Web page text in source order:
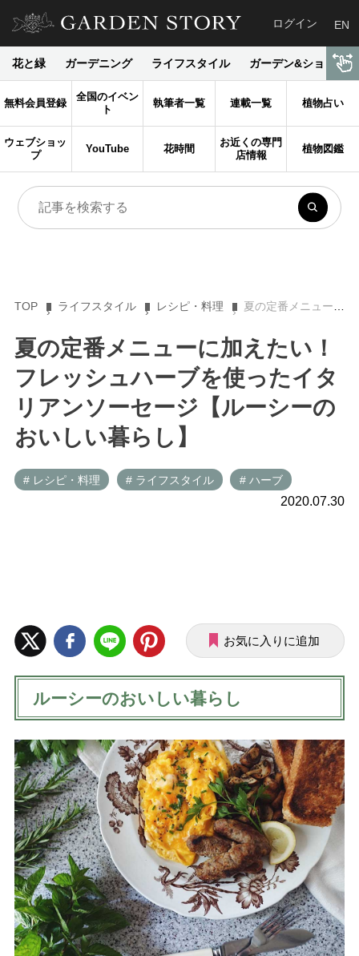
ログイン EN
花と緑 ガーデニング ライフスタイル ガーデン&ショップ
無料会員登録
全国のイベン
ト
執筆者一覧 連載一覧 植物占い
ウェブショッ
プ
YouTube 花時間
お近くの専門
店情報
植物図鑑
TOP ライフスタイル レシピ・料理 夏の定番メニューに加えたい！ フレッシュハーブを使ったイタリアンソーセージ【ルーシーのおいしい暮らし】
夏の定番メニューに加えたい！
フレッシュハーブを使ったイタ
リアンソーセージ【ルーシーの
おいしい暮らし】
# レシピ・料理 # ライフスタイル # ハーブ
2020.07.30
お気に入りに追加
ルーシーのおいしい暮らし